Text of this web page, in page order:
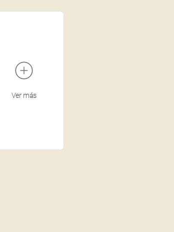
Ver más